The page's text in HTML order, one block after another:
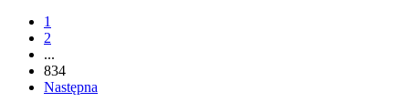
1
2
...
834
Następna